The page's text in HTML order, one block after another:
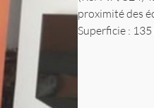
proximité des
Superficie :